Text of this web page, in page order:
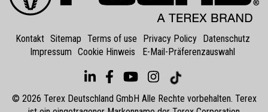
Kontakt Sitemap Terms of use Privacy Policy
Datenschutz
Impressum Cookie Hinweis E-Mail-Präferenzauswahl
© 2026 Terex Deutschland GmbH Alle Rechte vorbehalten. Terex